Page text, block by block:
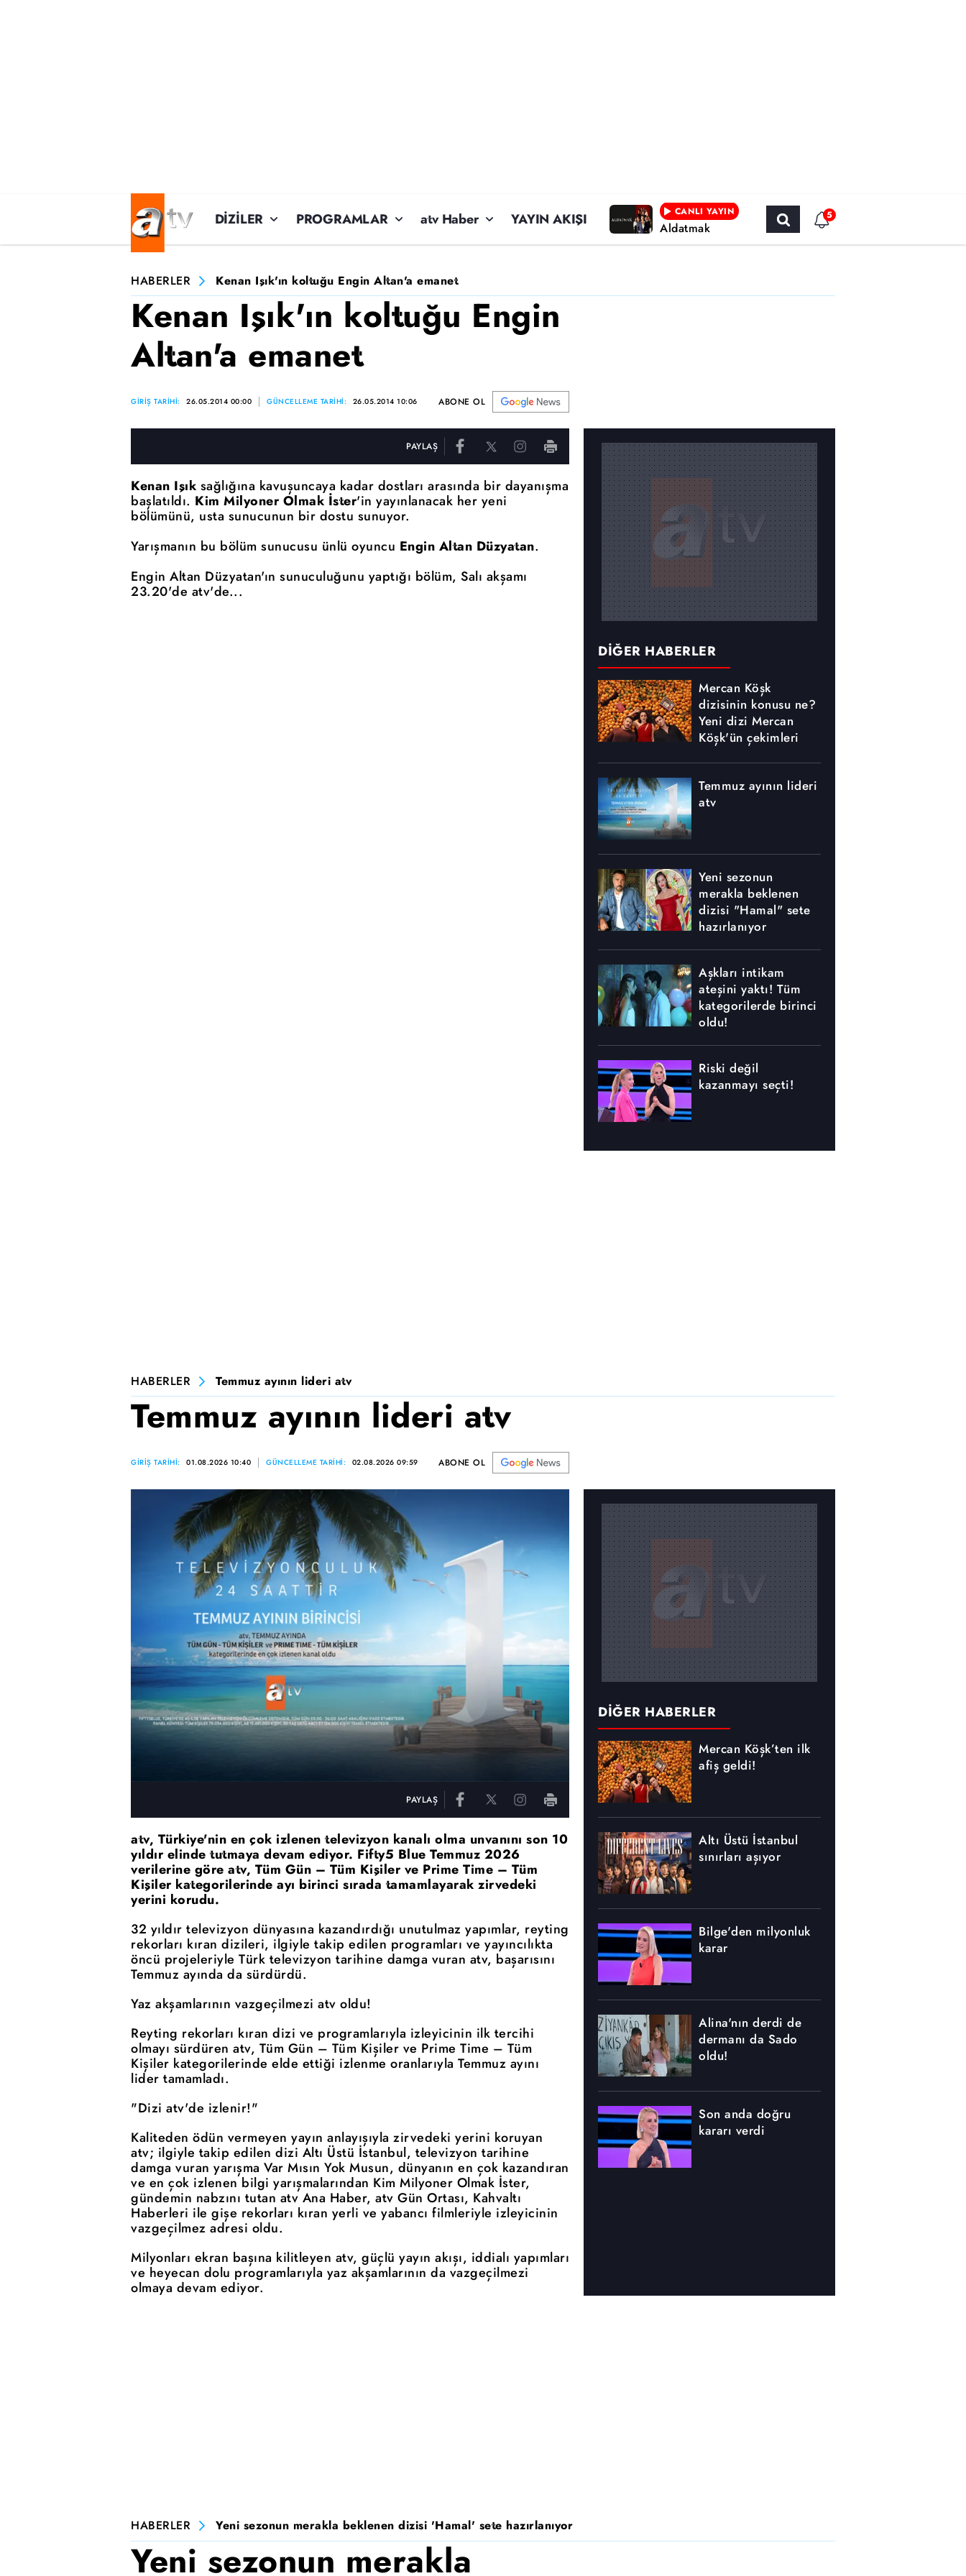
DİZİLER PROGRAMLAR atv Haber YAYIN AKIŞI CANLI YAYIN
Aldatmak
5
HABERLER Kenan Işık'ın koltuğu Engin Altan'a emanet
Kenan Işık'ın koltuğu Engin
Altan'a emanet
GİRİŞ TARİHİ: 26.05.2014 00:00 GÜNCELLEME TARİHİ: 26.05.2014 10:06 ABONE OL
PAYLAŞ
Kenan Işık sağlığına kavuşuncaya kadar dostları arasında bir dayanışma
başlatıldı. Kim Milyoner Olmak İster'in yayınlanacak her yeni
bölümünü, usta sunucunun bir dostu sunuyor.
Yarışmanın bu bölüm sunucusu ünlü oyuncu Engin Altan Düzyatan.
Engin Altan Düzyatan'ın sunuculuğunu yaptığı bölüm, Salı akşamı
23.20'de atv'de...
DİĞER HABERLER
Mercan Köşk
dizisinin konusu ne?
Yeni dizi Mercan
Köşk'ün çekimleri
Temmuz ayının lideri
atv
Yeni sezonun
merakla beklenen
dizisi "Hamal" sete
hazırlanıyor
Aşkları intikam
ateşini yaktı! Tüm
kategorilerde birinci
oldu!
Riski değil
kazanmayı seçti!
HABERLER Temmuz ayının lideri atv
Temmuz ayının lideri atv
GİRİŞ TARİHİ: 01.08.2026 10:40 GÜNCELLEME TARİHİ: 02.08.2026 09:59 ABONE OL
PAYLAŞ
atv, Türkiye'nin en çok izlenen televizyon kanalı olma unvanını son 10
yıldır elinde tutmaya devam ediyor. Fifty5 Blue Temmuz 2026
verilerine göre atv, Tüm Gün – Tüm Kişiler ve Prime Time – Tüm
Kişiler kategorilerinde ayı birinci sırada tamamlayarak zirvedeki
yerini korudu.
32 yıldır televizyon dünyasına kazandırdığı unutulmaz yapımlar, reyting
rekorları kıran dizileri, ilgiyle takip edilen programları ve yayıncılıkta
öncü projeleriyle Türk televizyon tarihine damga vuran atv, başarısını
Temmuz ayında da sürdürdü.
Yaz akşamlarının vazgeçilmezi atv oldu!
Reyting rekorları kıran dizi ve programlarıyla izleyicinin ilk tercihi
olmayı sürdüren atv, Tüm Gün – Tüm Kişiler ve Prime Time – Tüm
Kişiler kategorilerinde elde ettiği izlenme oranlarıyla Temmuz ayını
lider tamamladı.
"Dizi atv'de izlenir!"
Kaliteden ödün vermeyen yayın anlayışıyla zirvedeki yerini koruyan
atv; ilgiyle takip edilen dizi Altı Üstü İstanbul, televizyon tarihine
damga vuran yarışma Var Mısın Yok Musun, dünyanın en çok kazandıran
ve en çok izlenen bilgi yarışmalarından Kim Milyoner Olmak İster,
gündemin nabzını tutan atv Ana Haber, atv Gün Ortası, Kahvaltı
Haberleri ile gişe rekorları kıran yerli ve yabancı filmleriyle izleyicinin
vazgeçilmez adresi oldu.
Milyonları ekran başına kilitleyen atv, güçlü yayın akışı, iddialı yapımları
ve heyecan dolu programlarıyla yaz akşamlarının da vazgeçilmezi
olmaya devam ediyor.
DİĞER HABERLER
Mercan Köşk’ten ilk
afiş geldi!
Altı Üstü İstanbul
sınırları aşıyor
Bilge'den milyonluk
karar
Alina'nın derdi de
dermanı da Sado
oldu!
Son anda doğru
kararı verdi
HABERLER Yeni sezonun merakla beklenen dizisi 'Hamal' sete hazırlanıyor
Yeni sezonun merakla